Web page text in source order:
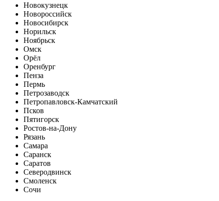
Новокузнецк
Новороссийск
Новосибирск
Норильск
Ноябрьск
Омск
Орёл
Оренбург
Пенза
Пермь
Петрозаводск
Петропавловск-Камчатский
Псков
Пятигорск
Ростов-на-Дону
Рязань
Самара
Саранск
Саратов
Северодвинск
Смоленск
Сочи